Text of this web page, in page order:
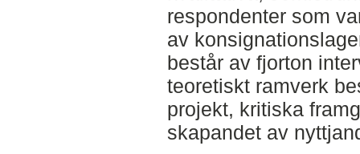
respondenter som
av
består av fjorton
teoretiskt ramverk
projekt, kritiska
skapandet av